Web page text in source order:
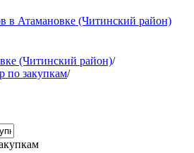
в Атамановке (Читинский район)
(Читинский район)/
по закупкам/